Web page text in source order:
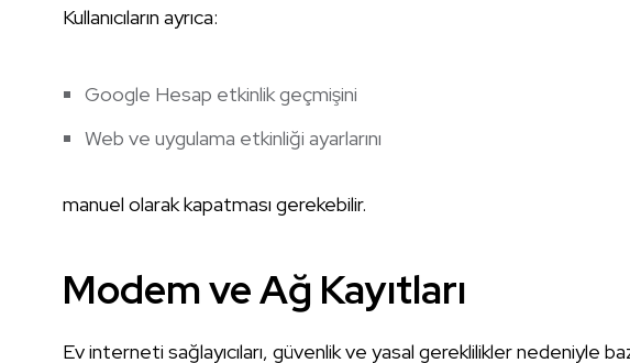
Kullanıcıların ayrıca:
Google Hesap etkinlik geçmişini
Web ve uygulama etkinliği ayarlarını
manuel olarak kapatması gerekebilir.
Modem ve Ağ Kayıtları
Ev interneti sağlayıcıları, güvenlik ve yasal gereklilikler nedeniyle